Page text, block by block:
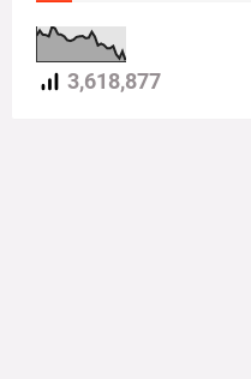
3,618,877